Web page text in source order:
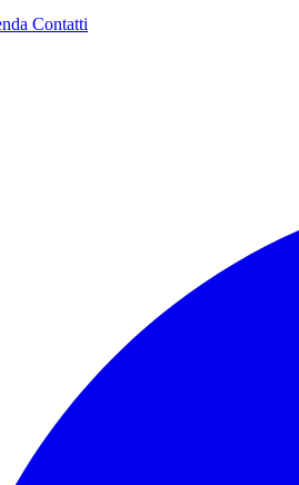
Contatti